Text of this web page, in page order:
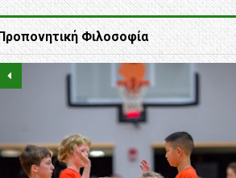
Φιλοσοφία